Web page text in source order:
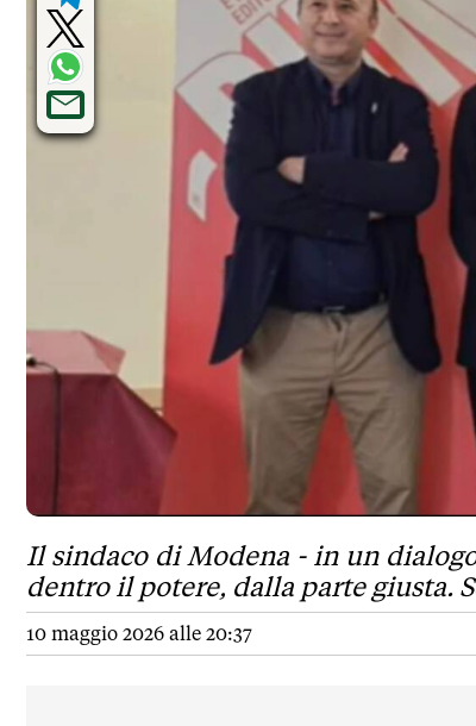
Il sindaco di Modena - in un
dentro il potere, dalla parte giusta.
10 maggio 2026 alle 20:37